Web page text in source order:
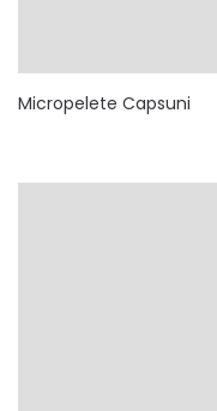
Micropelete Capsuni